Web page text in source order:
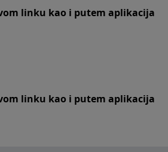
linku kao i putem aplikacija
linku kao i putem aplikacija